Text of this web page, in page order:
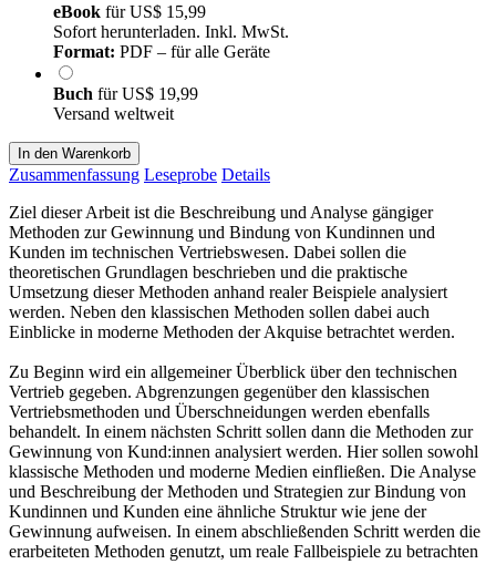
eBook fürUS$ 15,99
Sofort herunterladen. Inkl. MwSt.
Format: PDF – für alle Geräte
Buch fürUS$ 19,99
Versand weltweit
In den Warenkorb
Zusammenfassung Leseprobe Details
Ziel dieser Arbeit ist die Beschreibung und Analyse gängiger
Methoden zur Gewinnung und Bindung von Kundinnen und
Kunden im technischen Vertriebswesen. Dabei sollen die
theoretischen Grundlagen beschrieben und die praktische
Umsetzung dieser Methoden anhand realer Beispiele analysiert
werden. Neben den klassischen Methoden sollen dabei auch
Einblicke in moderne Methoden der Akquise betrachtet werden.
Zu Beginn wird ein allgemeiner Überblick über den technischen
Vertrieb gegeben. Abgrenzungen gegenüber den klassischen
Vertriebsmethoden und Überschneidungen werden ebenfalls
behandelt. In einem nächsten Schritt sollen dann die Methoden zur
Gewinnung von Kund:innen analysiert werden. Hier sollen sowohl
klassische Methoden und moderne Medien einfließen. Die Analyse
und Beschreibung der Methoden und Strategien zur Bindung von
Kundinnen und Kunden eine ähnliche Struktur wie jene der
Gewinnung aufweisen. In einem abschließenden Schritt werden die
erarbeiteten Methoden genutzt, um reale Fallbeispiele zu betrachten